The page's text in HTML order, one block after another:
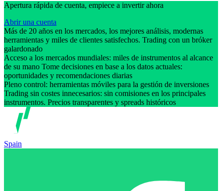
Apertura rápida de cuenta, empiece a invertir ahora
Abrir una cuenta
Más de 20 años en los mercados, los mejores análisis, modernas
herramientas y miles de clientes satisfechos. Trading con un bróker
galardonado
Acceso a los mercados mundiales: miles de instrumentos al alcance
de su mano Tome decisiones en base a los datos actuales:
oportunidades y recomendaciones diarias
Pleno control: herramientas móviles para la gestión de inversiones
Trading sin costes innecesarios: sin comisiones en los principales
instrumentos. Precios transparentes y spreads históricos
Spain